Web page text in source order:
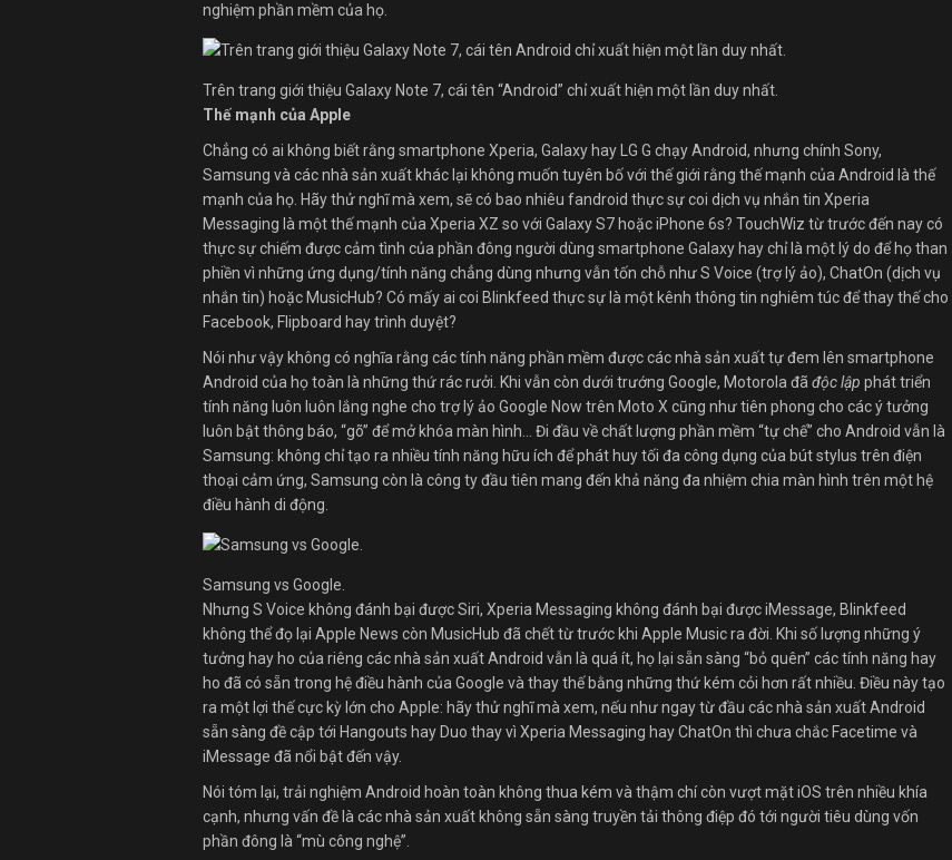
nghiệm phần mềm của họ.
Trên trang giới thiệu Galaxy Note 7, cái tên “Android” chỉ xuất hiện một lần duy nhất.
Thế mạnh của Apple
Chẳng có ai không biết rằng smartphone Xperia, Galaxy hay LG G chạy Android, nhưng chính Sony,
Samsung và các nhà sản xuất khác lại không muốn tuyên bố với thế giới rằng thế mạnh của Android là thế
mạnh của họ. Hãy thử nghĩ mà xem, sẽ có bao nhiêu fandroid thực sự coi dịch vụ nhắn tin Xperia
Messaging là một thế mạnh của Xperia XZ so với Galaxy S7 hoặc iPhone 6s? TouchWiz từ trước đến nay có
thực sự chiếm được cảm tình của phần đông người dùng smartphone Galaxy hay chỉ là một lý do để họ than
phiền vì những ứng dụng/tính năng chẳng dùng nhưng vẫn tốn chỗ như S Voice (trợ lý ảo), ChatOn (dịch vụ
nhắn tin) hoặc MusicHub? Có mấy ai coi Blinkfeed thực sự là một kênh thông tin nghiêm túc để thay thế cho
Facebook, Flipboard hay trình duyệt?
Nói như vậy không có nghĩa rằng các tính năng phần mềm được các nhà sản xuất tự đem lên smartphone
Android của họ toàn là những thứ rác rưởi. Khi vẫn còn dưới trướng Google, Motorola đã độc lập phát triển
tính năng luôn luôn lắng nghe cho trợ lý ảo Google Now trên Moto X cũng như tiên phong cho các ý tưởng
luôn bật thông báo, “gõ” để mở khóa màn hình… Đi đầu về chất lượng phần mềm “tự chế” cho Android vẫn là
Samsung: không chỉ tạo ra nhiều tính năng hữu ích để phát huy tối đa công dụng của bút stylus trên điện
thoại cảm ứng, Samsung còn là công ty đầu tiên mang đến khả năng đa nhiệm chia màn hình trên một hệ
điều hành di động.
Samsung vs Google.
Nhưng S Voice không đánh bại được Siri, Xperia Messaging không đánh bại được iMessage, Blinkfeed
không thể đọ lại Apple News còn MusicHub đã chết từ trước khi Apple Music ra đời. Khi số lượng những ý
tưởng hay ho của riêng các nhà sản xuất Android vẫn là quá ít, họ lại sẵn sàng “bỏ quên” các tính năng hay
ho đã có sẵn trong hệ điều hành của Google và thay thế bằng những thứ kém cỏi hơn rất nhiều. Điều này tạo
ra một lợi thế cực kỳ lớn cho Apple: hãy thử nghĩ mà xem, nếu như ngay từ đầu các nhà sản xuất Android
sẵn sàng đề cập tới Hangouts hay Duo thay vì Xperia Messaging hay ChatOn thì chưa chắc Facetime và
iMessage đã nổi bật đến vậy.
Nói tóm lại, trải nghiệm Android hoàn toàn không thua kém và thậm chí còn vượt mặt iOS trên nhiều khía
cạnh, nhưng vấn đề là các nhà sản xuất không sẵn sàng truyền tải thông điệp đó tới người tiêu dùng vốn
phần đông là “mù công nghệ”.